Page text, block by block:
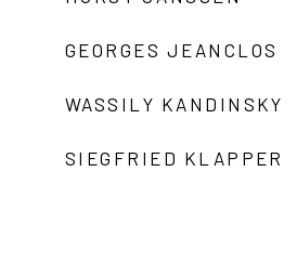
GEORGES JEANCLOS
WASSILY KANDINSKY
SIEGFRIED KLAPPER